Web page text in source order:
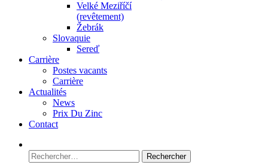
Velké Meziříčí
(revêtement)
Žebrák
Slovaquie
Sereď
Carrière
Postes vacants
Carrière
Actualités
News
Prix Du Zinc
Contact
Rechercher :